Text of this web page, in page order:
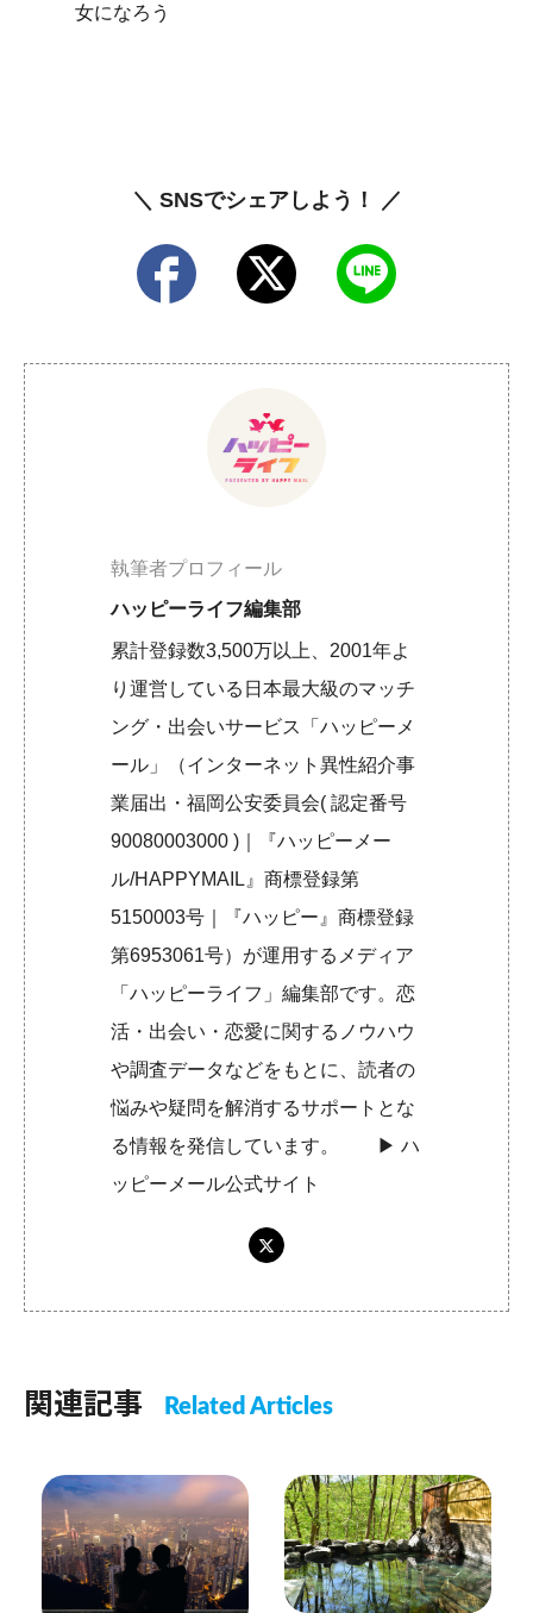
女になろう
＼ SNSでシェアしよう！ ／
執筆者プロフィール
ハッピーライフ編集部
累計登録数3,500万以上、2001年よ
り運営している日本最大級のマッチ
ング・出会いサービス「ハッピーメ
ール」（インターネット異性紹介事
業届出・福岡公安委員会( 認定番号
90080003000 )｜『ハッピーメー
ル/HAPPYMAIL』商標登録第
5150003号｜『ハッピー』商標登録
第6953061号）が運用するメディア
「ハッピーライフ」編集部です。恋
活・出会い・恋愛に関するノウハウ
や調査データなどをもとに、読者の
悩みや疑問を解消するサポートとな
る情報を発信しています。 ▶︎ハ
ッピーメール公式サイト
関連記事 Related Articles